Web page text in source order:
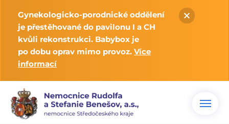
Gynekologicko-porodnické oddělení
je přestěhované do pavilonu I a CH
kvůli rekonstrukci. Babybox je
po dobu oprav mimo provoz. Více
informací